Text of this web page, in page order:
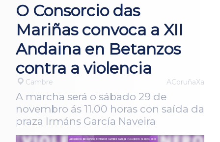
O Consorcio das
Mariñas convoca a XII
Andaina en Betanzos
contra a violencia
Cambre ACoruñaXa
A marcha será o sábado 29 de
novembro ás 11.00 horas con saída da
praza Irmáns García Naveira